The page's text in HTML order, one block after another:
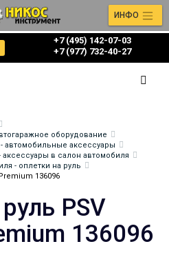
+7 (495) 142-07-03
‎‎+7 (977) 732-40-27
ИНФО
оборудование
автомобильные аксессуары
в салон автомобиля
- оплетки на руль
136096
PSV
136096